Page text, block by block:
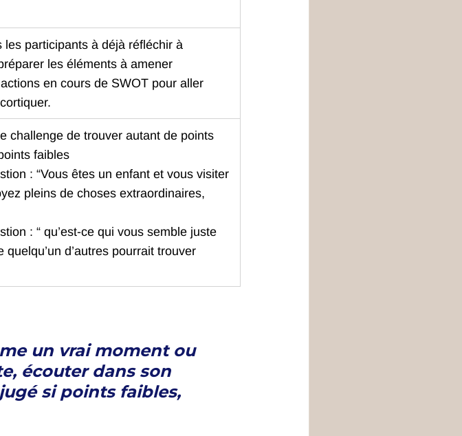
les participants à déjà réfléchir à
les éléments à amener
en cours de SWOT pour aller
challenge de trouver autant de points
faibles
: “Vous êtes un enfant et vous visiter
pleins de choses extraordinaires,
: “ qu’est-ce qui vous semble juste
quelqu’un d’autres pourrait trouver
un vrai moment ou
écouter dans son
si points faibles,